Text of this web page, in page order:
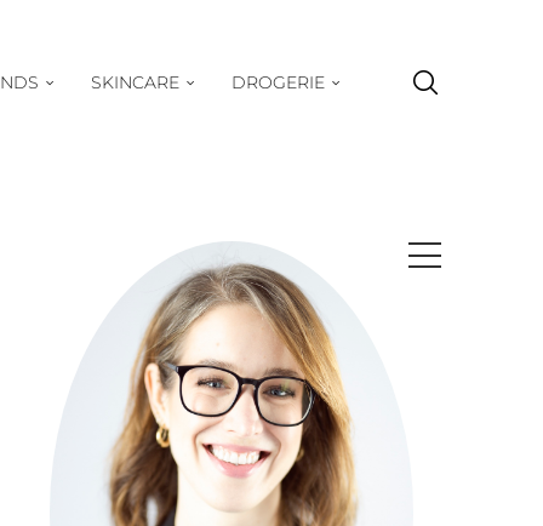
SKINCARE DROGERIE